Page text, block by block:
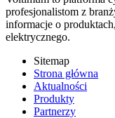
profesjonalistom z
informacje o
elektrycznego.
Sitemap
Strona główna
Aktualności
Produkty
Partnerzy